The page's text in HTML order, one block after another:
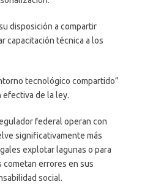
disposición a compartir
capacitación técnica a los
tecnológico compartido”
efectiva de la ley.
federal operan con
significativamente más
explotar lagunas o para
cometan errores en sus
social.